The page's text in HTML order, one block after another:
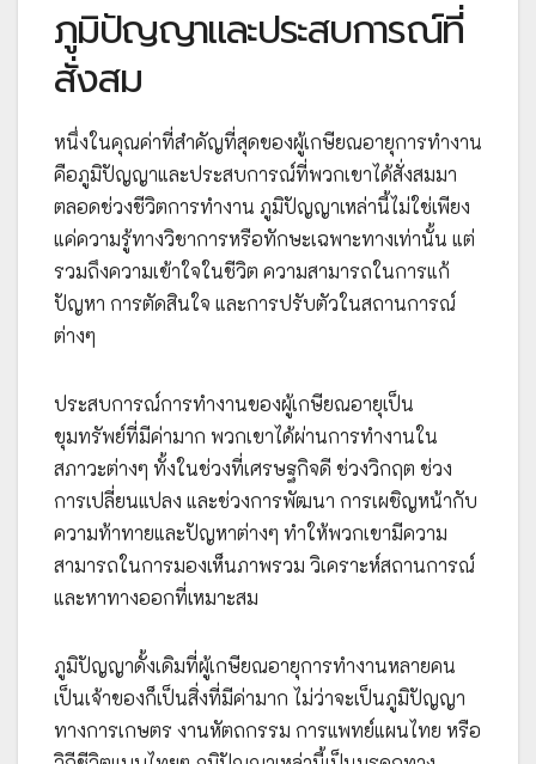
ภูมิปัญญาและประสบการณ์ที่
สั่งสม
หนึ่งในคุณค่าที่สำคัญที่สุดของผู้เกษียณอายุการทำงาน
คือภูมิปัญญาและประสบการณ์ที่พวกเขาได้สั่งสมมา
ตลอดช่วงชีวิตการทำงาน ภูมิปัญญาเหล่านี้ไม่ใช่เพียง
แค่ความรู้ทางวิชาการหรือทักษะเฉพาะทางเท่านั้น แต่
รวมถึงความเข้าใจในชีวิต ความสามารถในการแก้
ปัญหา การตัดสินใจ และการปรับตัวในสถานการณ์
ต่างๆ
ประสบการณ์การทำงานของผู้เกษียณอายุเป็น
ขุมทรัพย์ที่มีค่ามาก พวกเขาได้ผ่านการทำงานใน
สภาวะต่างๆ ทั้งในช่วงที่เศรษฐกิจดี ช่วงวิกฤต ช่วง
การเปลี่ยนแปลง และช่วงการพัฒนา การเผชิญหน้ากับ
ความท้าทายและปัญหาต่างๆ ทำให้พวกเขามีความ
สามารถในการมองเห็นภาพรวม วิเคราะห์สถานการณ์
และหาทางออกที่เหมาะสม
ภูมิปัญญาดั้งเดิมที่ผู้เกษียณอายุการทำงานหลายคน
เป็นเจ้าของก็เป็นสิ่งที่มีค่ามาก ไม่ว่าจะเป็นภูมิปัญญา
ทางการเกษตร งานหัตถกรรม การแพทย์แผนไทย หรือ